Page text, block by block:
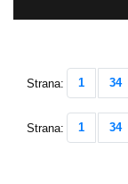
Strana: 1 34
Strana: 1 34